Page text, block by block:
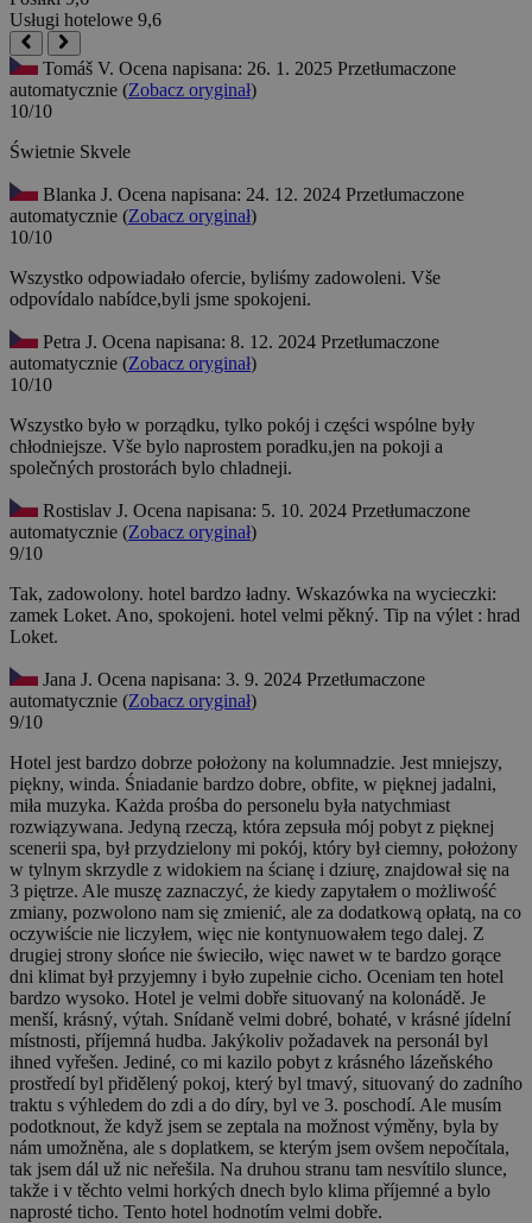
Usługi hotelowe 9,6
Tomáš V. Ocena napisana: 26. 1. 2025 Przetłumaczone
automatycznie (Zobacz oryginał)
10/10
Świetnie Skvele
Blanka J. Ocena napisana: 24. 12. 2024 Przetłumaczone
automatycznie (Zobacz oryginał)
10/10
Wszystko odpowiadało ofercie, byliśmy zadowoleni. Vše
odpovídalo nabídce,byli jsme spokojeni.
Petra J. Ocena napisana: 8. 12. 2024 Przetłumaczone
automatycznie (Zobacz oryginał)
10/10
Wszystko było w porządku, tylko pokój i części wspólne były
chłodniejsze. Vše bylo naprostem poradku,jen na pokoji a
společných prostorách bylo chladneji.
Rostislav J. Ocena napisana: 5. 10. 2024 Przetłumaczone
automatycznie (Zobacz oryginał)
9/10
Tak, zadowolony. hotel bardzo ładny. Wskazówka na wycieczki:
zamek Loket. Ano, spokojeni. hotel velmi pěkný. Tip na výlet : hrad
Loket.
Jana J. Ocena napisana: 3. 9. 2024 Przetłumaczone
automatycznie (Zobacz oryginał)
9/10
Hotel jest bardzo dobrze położony na kolumnadzie. Jest mniejszy,
piękny, winda. Śniadanie bardzo dobre, obfite, w pięknej jadalni,
miła muzyka. Każda prośba do personelu była natychmiast
rozwiązywana. Jedyną rzeczą, która zepsuła mój pobyt z pięknej
scenerii spa, był przydzielony mi pokój, który był ciemny, położony
w tylnym skrzydle z widokiem na ścianę i dziurę, znajdował się na
3 piętrze. Ale muszę zaznaczyć, że kiedy zapytałem o możliwość
zmiany, pozwolono nam się zmienić, ale za dodatkową opłatą, na co
oczywiście nie liczyłem, więc nie kontynuowałem tego dalej. Z
drugiej strony słońce nie świeciło, więc nawet w te bardzo gorące
dni klimat był przyjemny i było zupełnie cicho. Oceniam ten hotel
bardzo wysoko. Hotel je velmi dobře situovaný na kolonádě. Je
menší, krásný, výtah. Snídaně velmi dobré, bohaté, v krásné jídelní
místnosti, příjemná hudba. Jakýkoliv požadavek na personál byl
ihned vyřešen. Jediné, co mi kazilo pobyt z krásného lázeňského
prostředí byl přidělený pokoj, který byl tmavý, situovaný do zadního
traktu s výhledem do zdi a do díry, byl ve 3. poschodí. Ale musím
podotknout, že když jsem se zeptala na možnost výměny, byla by
nám umožněna, ale s doplatkem, se kterým jsem ovšem nepočítala,
tak jsem dál už nic neřešila. Na druhou stranu tam nesvítilo slunce,
takže i v těchto velmi horkých dnech bylo klima příjemné a bylo
naprosté ticho. Tento hotel hodnotím velmi dobře.